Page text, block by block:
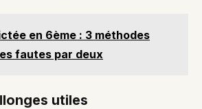
en 6ème : 3 méthodes
fautes par deux
utiles